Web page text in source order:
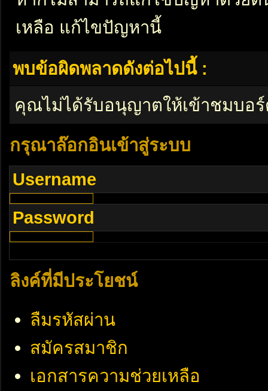
เหลือ แก้ไขปัญหานี้
พบข้อผิดพลาดดังต่อไปนี้ :
คุณไม่ได้รับอนุญาตให้เข้าชมบอ
กรุณาล๊อกอินเข้าสู่ระบบ
Username
Password
ลิงค์ที่มีประโยชน์
ลืมรหัสผ่าน
สมัครสมาชิก
เอกสารความช่วยเหลือ